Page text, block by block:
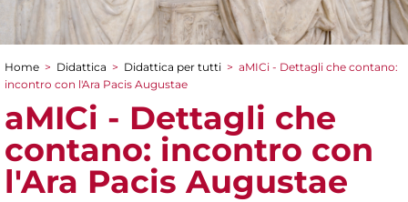
Tu sei qui
Home > Didattica > Didattica per tutti > aMICi - Dettagli che contano:
incontro con l'Ara Pacis Augustae
aMICi - Dettagli che
contano: incontro con
l'Ara Pacis Augustae